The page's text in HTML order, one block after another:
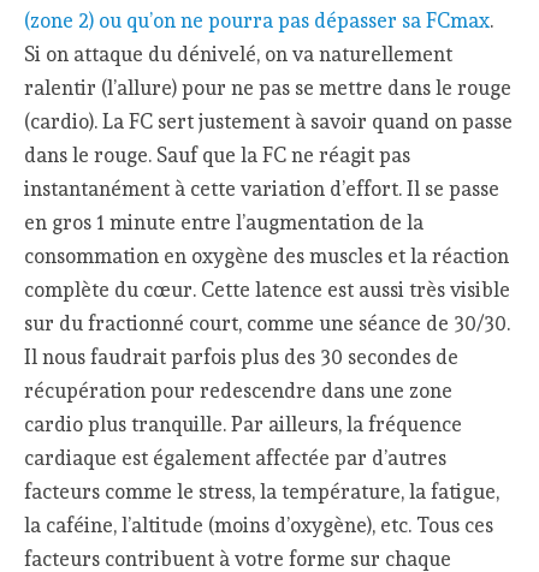
(zone 2) ou qu’on ne pourra pas dépasser sa FCmax.
Si on attaque du dénivelé, on va naturellement
ralentir (l’allure) pour ne pas se mettre dans le rouge
(cardio). La FC sert justement à savoir quand on passe
dans le rouge. Sauf que la FC ne réagit pas
instantanément à cette variation d’effort. Il se passe
en gros 1 minute entre l’augmentation de la
consommation en oxygène des muscles et la réaction
complète du cœur. Cette latence est aussi très visible
sur du fractionné court, comme une séance de 30/30.
Il nous faudrait parfois plus des 30 secondes de
récupération pour redescendre dans une zone
cardio plus tranquille. Par ailleurs, la fréquence
cardiaque est également affectée par d’autres
facteurs comme le stress, la température, la fatigue,
la caféine, l’altitude (moins d’oxygène), etc. Tous ces
facteurs contribuent à votre forme sur chaque